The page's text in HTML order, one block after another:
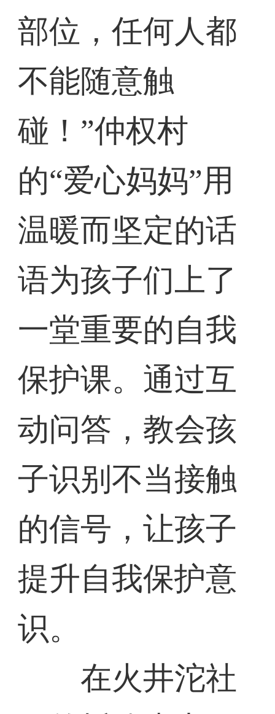
部位，任何人都
不能随意触
碰！”仲权村
的“爱心妈妈”用
温暖而坚定的话
语为孩子们上了
一堂重要的自我
保护课。通过互
动问答，教会孩
子识别不当接触
的信号，让孩子
提升自我保护意
识。
在火井沱社